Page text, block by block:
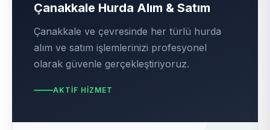
Çanakkale Hurda Alım & Satım
Çanakkale ve çevresinde her türlü hurda
alım ve satım işlemlerinizi profesyonel
olarak güvenle gerçekleştiriyoruz.
AKTIF HIZMET